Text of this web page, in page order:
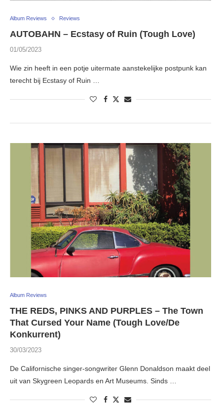
Album Reviews Reviews
AUTOBAHN – Ecstasy of Ruin (Tough Love)
01/05/2023
Wie zin heeft in een potje uitermate aanstekelijke postpunk kan
terecht bij Ecstasy of Ruin …
Album Reviews
THE REDS, PINKS AND PURPLES – The Town
That Cursed Your Name (Tough Love/De
Konkurrent)
30/03/2023
De Californische singer-songwriter Glenn Donaldson maakt deel
uit van Skygreen Leopards en Art Museums. Sinds …